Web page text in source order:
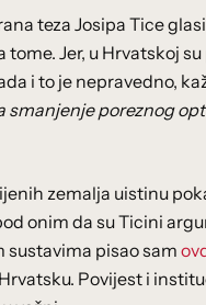
teza Josipa Tice
Jer, u Hrvatskoj
i to je nepravedno,
poreznog
zemalja uistinu
onim da su Ticini
pisao sam
Povijest i